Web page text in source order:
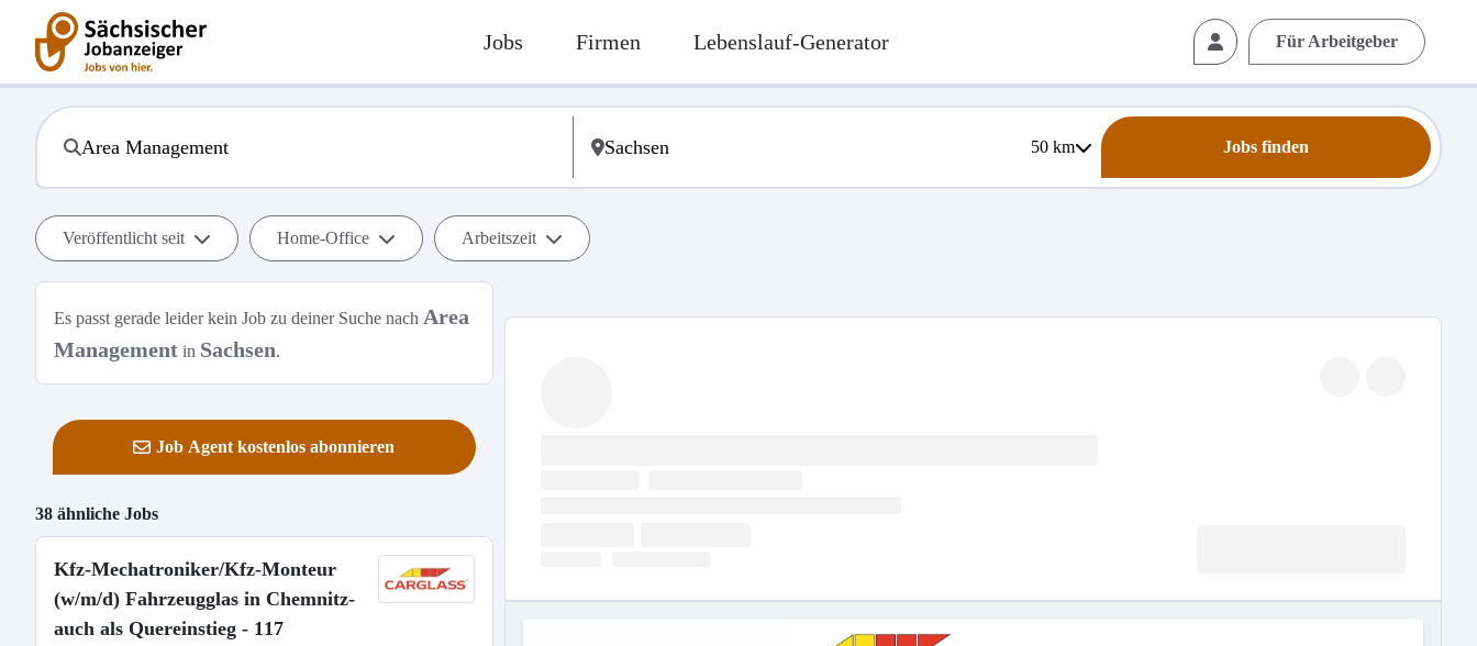
Jobs Firmen Lebenslauf-Generator Für Arbeitgeber
50km Jobs finden
Veröffentlicht seit Home-Office Arbeitszeit
Es passt gerade leider kein Job zu deiner Suche nach Area
Management in Sachsen.
Job Agent kostenlos abonnieren
38 ähnliche Jobs
Kfz-Mechatroniker/Kfz-Monteur
(w/m/d) Fahrzeugglas in Chemnitz-
auch als Quereinstieg - 117